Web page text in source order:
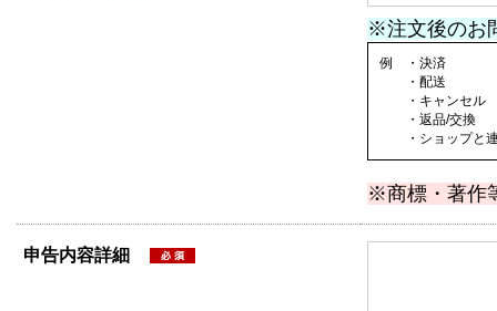
※注文後のお
例 ・決済
・配送
・キャンセル
・返品/交換
・ショップと連
※商標・著作
申告内容詳細